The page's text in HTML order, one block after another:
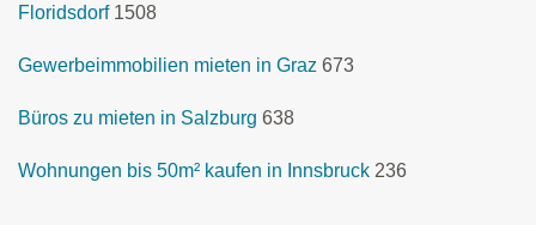
Floridsdorf 1508
Gewerbeimmobilien mieten in Graz 673
Büros zu mieten in Salzburg 638
Wohnungen bis 50m² kaufen in Innsbruck 236